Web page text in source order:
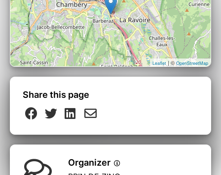
Leaflet | ©OpenStreetMap
Share this page
Organizer